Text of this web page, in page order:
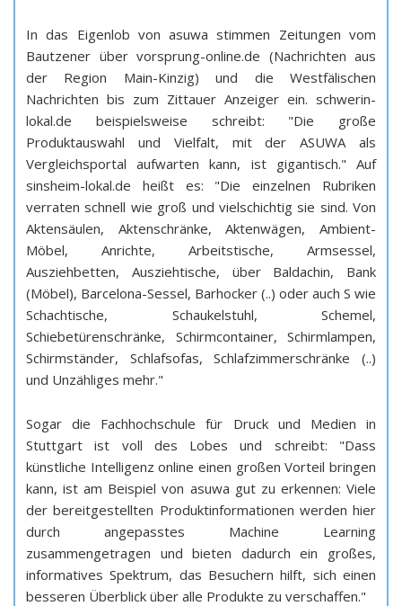
In das Eigenlob von asuwa stimmen Zeitungen vom
Bautzener über vorsprung-online.de (Nachrichten aus
der Region Main-Kinzig) und die Westfälischen
Nachrichten bis zum Zittauer Anzeiger ein. schwerin-
lokal.de beispielsweise schreibt: "Die große
Produktauswahl und Vielfalt, mit der ASUWA als
Vergleichsportal aufwarten kann, ist gigantisch." Auf
sinsheim-lokal.de heißt es: "Die einzelnen Rubriken
verraten schnell wie groß und vielschichtig sie sind. Von
Aktensäulen, Aktenschränke, Aktenwägen, Ambient-
Möbel, Anrichte, Arbeitstische, Armsessel,
Ausziehbetten, Ausziehtische, über Baldachin, Bank
(Möbel), Barcelona-Sessel, Barhocker (..) oder auch S wie
Schachtische, Schaukelstuhl, Schemel,
Schiebetürenschränke, Schirmcontainer, Schirmlampen,
Schirmständer, Schlafsofas, Schlafzimmerschränke (..)
und Unzähliges mehr."
Sogar die Fachhochschule für Druck und Medien in
Stuttgart ist voll des Lobes und schreibt: "Dass
künstliche Intelligenz online einen großen Vorteil bringen
kann, ist am Beispiel von asuwa gut zu erkennen: Viele
der bereitgestellten Produktinformationen werden hier
durch angepasstes Machine Learning
zusammengetragen und bieten dadurch ein großes,
informatives Spektrum, das Besuchern hilft, sich einen
besseren Überblick über alle Produkte zu verschaffen."